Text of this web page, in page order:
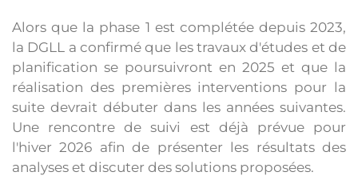
Alors que la phase 1 est complétée depuis 2023,
la DGLL a confirmé que les travaux d'études et de
planification se poursuivront en 2025 et que la
réalisation des premières interventions pour la
suite devrait débuter dans les années suivantes.
Une rencontre de suivi est déjà prévue pour
l'hiver 2026 afin de présenter les résultats des
analyses et discuter des solutions proposées.